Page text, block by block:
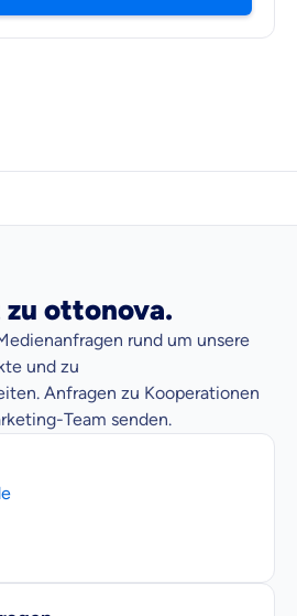
ottonova.
rund um unsere
und zu
Anfragen zu Kooperationen
Team senden.